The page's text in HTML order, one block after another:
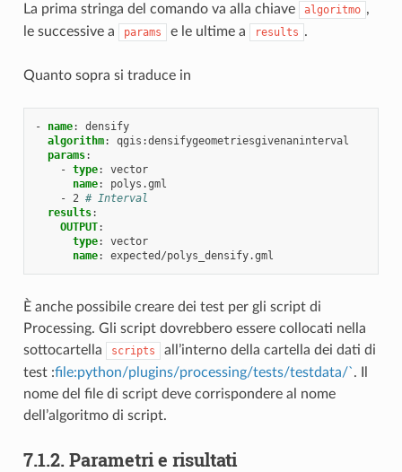
La prima stringa del comando va alla chiave algoritmo ,
le successive a
params e le ultime a results .
Quanto sopra si traduce in
- name:
densify
algorithm:
qgis:densifygeometriesgivenaninterval
params:
- type:
vector
name:
polys.gml
-
2 # Interval
results:
OUTPUT:
type:
vector
name: expected/polys_densify.gml
È anche possibile creare dei test per gli script di
Processing. Gli script dovrebbero essere collocati nella
sottocartella
scripts
all’interno della cartella dei dati di
test :file:python/plugins/processing/tests/testdata/`. Il
nome del file di script deve corrispondere al nome
dell’algoritmo di script.
7.1.2. Parametri e risultati